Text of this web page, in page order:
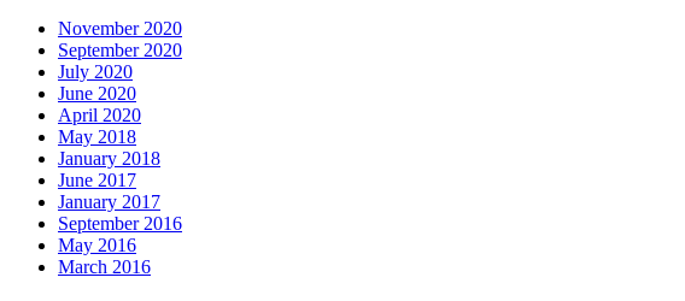
November 2020
September 2020
July 2020
June 2020
April 2020
May 2018
January 2018
June 2017
January 2017
September 2016
May 2016
March 2016